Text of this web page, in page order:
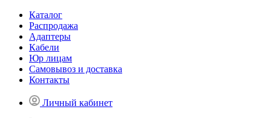
Каталог
Распродажа
Адаптеры
Кабели
Юр лицам
Самовывоз и доставка
Контакты
Личный кабинет